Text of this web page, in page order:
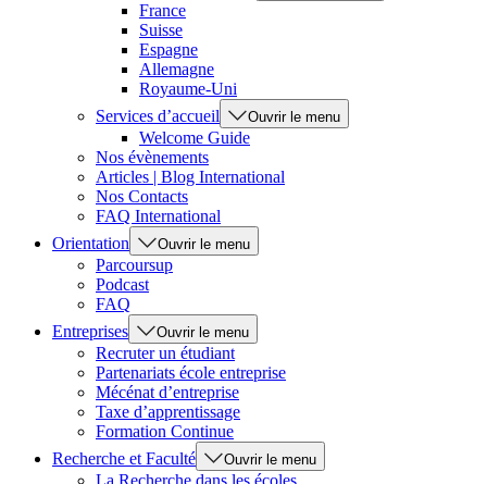
France
Suisse
Espagne
Allemagne
Royaume-Uni
Services d’accueil
Ouvrir le menu
Welcome Guide
Nos évènements
Articles | Blog International
Nos Contacts
FAQ International
Orientation
Ouvrir le menu
Parcoursup
Podcast
FAQ
Entreprises
Ouvrir le menu
Recruter un étudiant
Partenariats école entreprise
Mécénat d’entreprise
Taxe d’apprentissage
Formation Continue
Recherche et Faculté
Ouvrir le menu
La Recherche dans les écoles